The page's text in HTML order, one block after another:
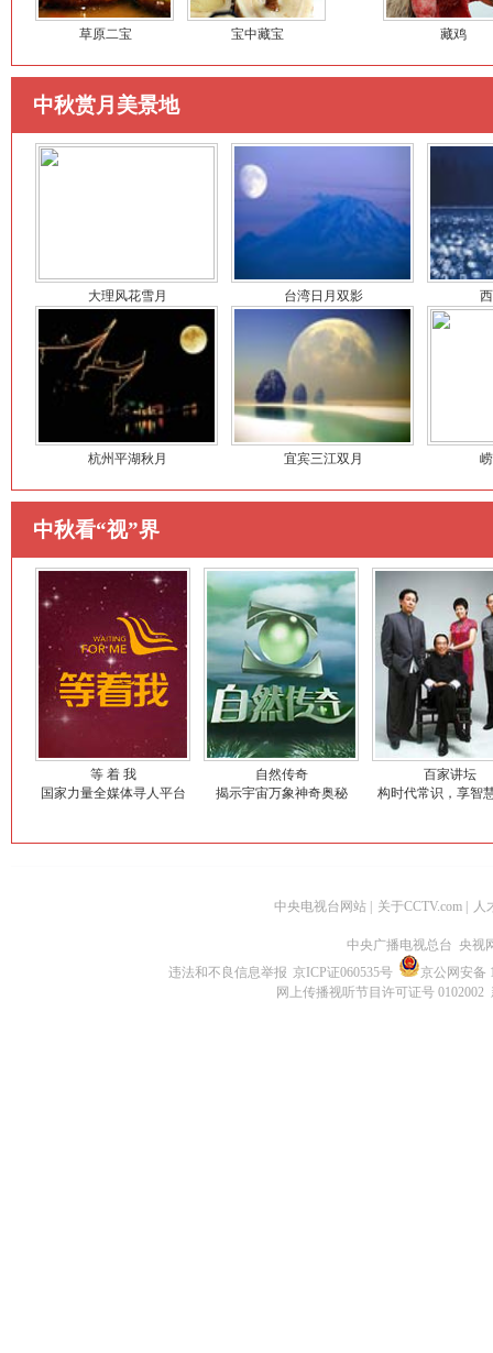
草原二宝 宝中藏宝 藏鸡
中秋赏月美景地
大理风花雪月 台湾日月双影
杭州平湖秋月 宜宾三江双月
中秋看“视”界
等 着 我
国家力量全媒体寻人平台
自然传奇
揭示宇宙万象神奇奥秘
百家讲坛
构时代常识，享智
中央电视台网站 关于CCTV.com 人
中央广播电视总台 央视
违法和不良信息举报 京ICP证060535号
京公网安备
网上传播视听节目许可证号 0102002